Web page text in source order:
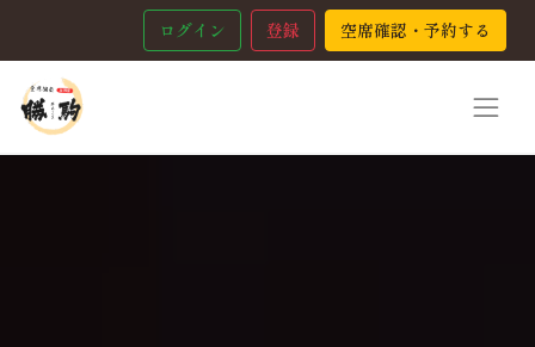
ログイン 登録 空席確認・予約する